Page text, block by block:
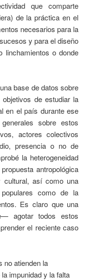
que comparte
de la práctica en el
necesarios para la
y para el diseño
linchamientos o donde
base de datos sobre
de estudiar la
en el país durante ese
sobre estos
actores colectivos
presencia o no de
la heterogeneidad
antropológica
cultural, así como una
como de la
Es claro que una
agotar todos estos
el reciente caso
no atienden la
impunidad y la falta